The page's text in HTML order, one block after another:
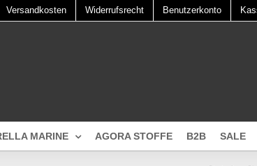
Versandkosten Widerrufsrecht Benutzerkonto
MARINE AGORA STOFFE B2B SALE